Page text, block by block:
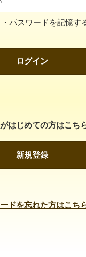
パスワードを記憶す
ログイン
はじめての方はこち
新規登録
ドを忘れた方はこち